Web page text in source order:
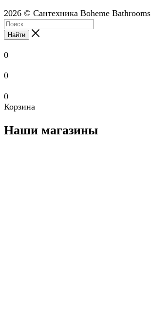
2026 © Сантехника Boheme Bathrooms
Найти
0
0
0
Корзина
Наши магазины